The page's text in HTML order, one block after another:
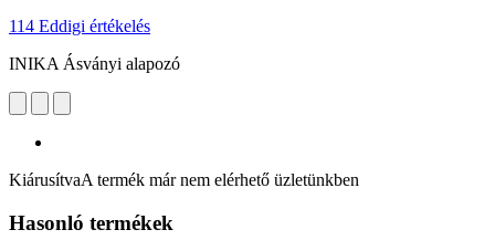
114 Eddigi értékelés
INIKA Ásványi alapozó
KiárusítvaA termék már nem elérhető üzletünkben
Hasonló termékek